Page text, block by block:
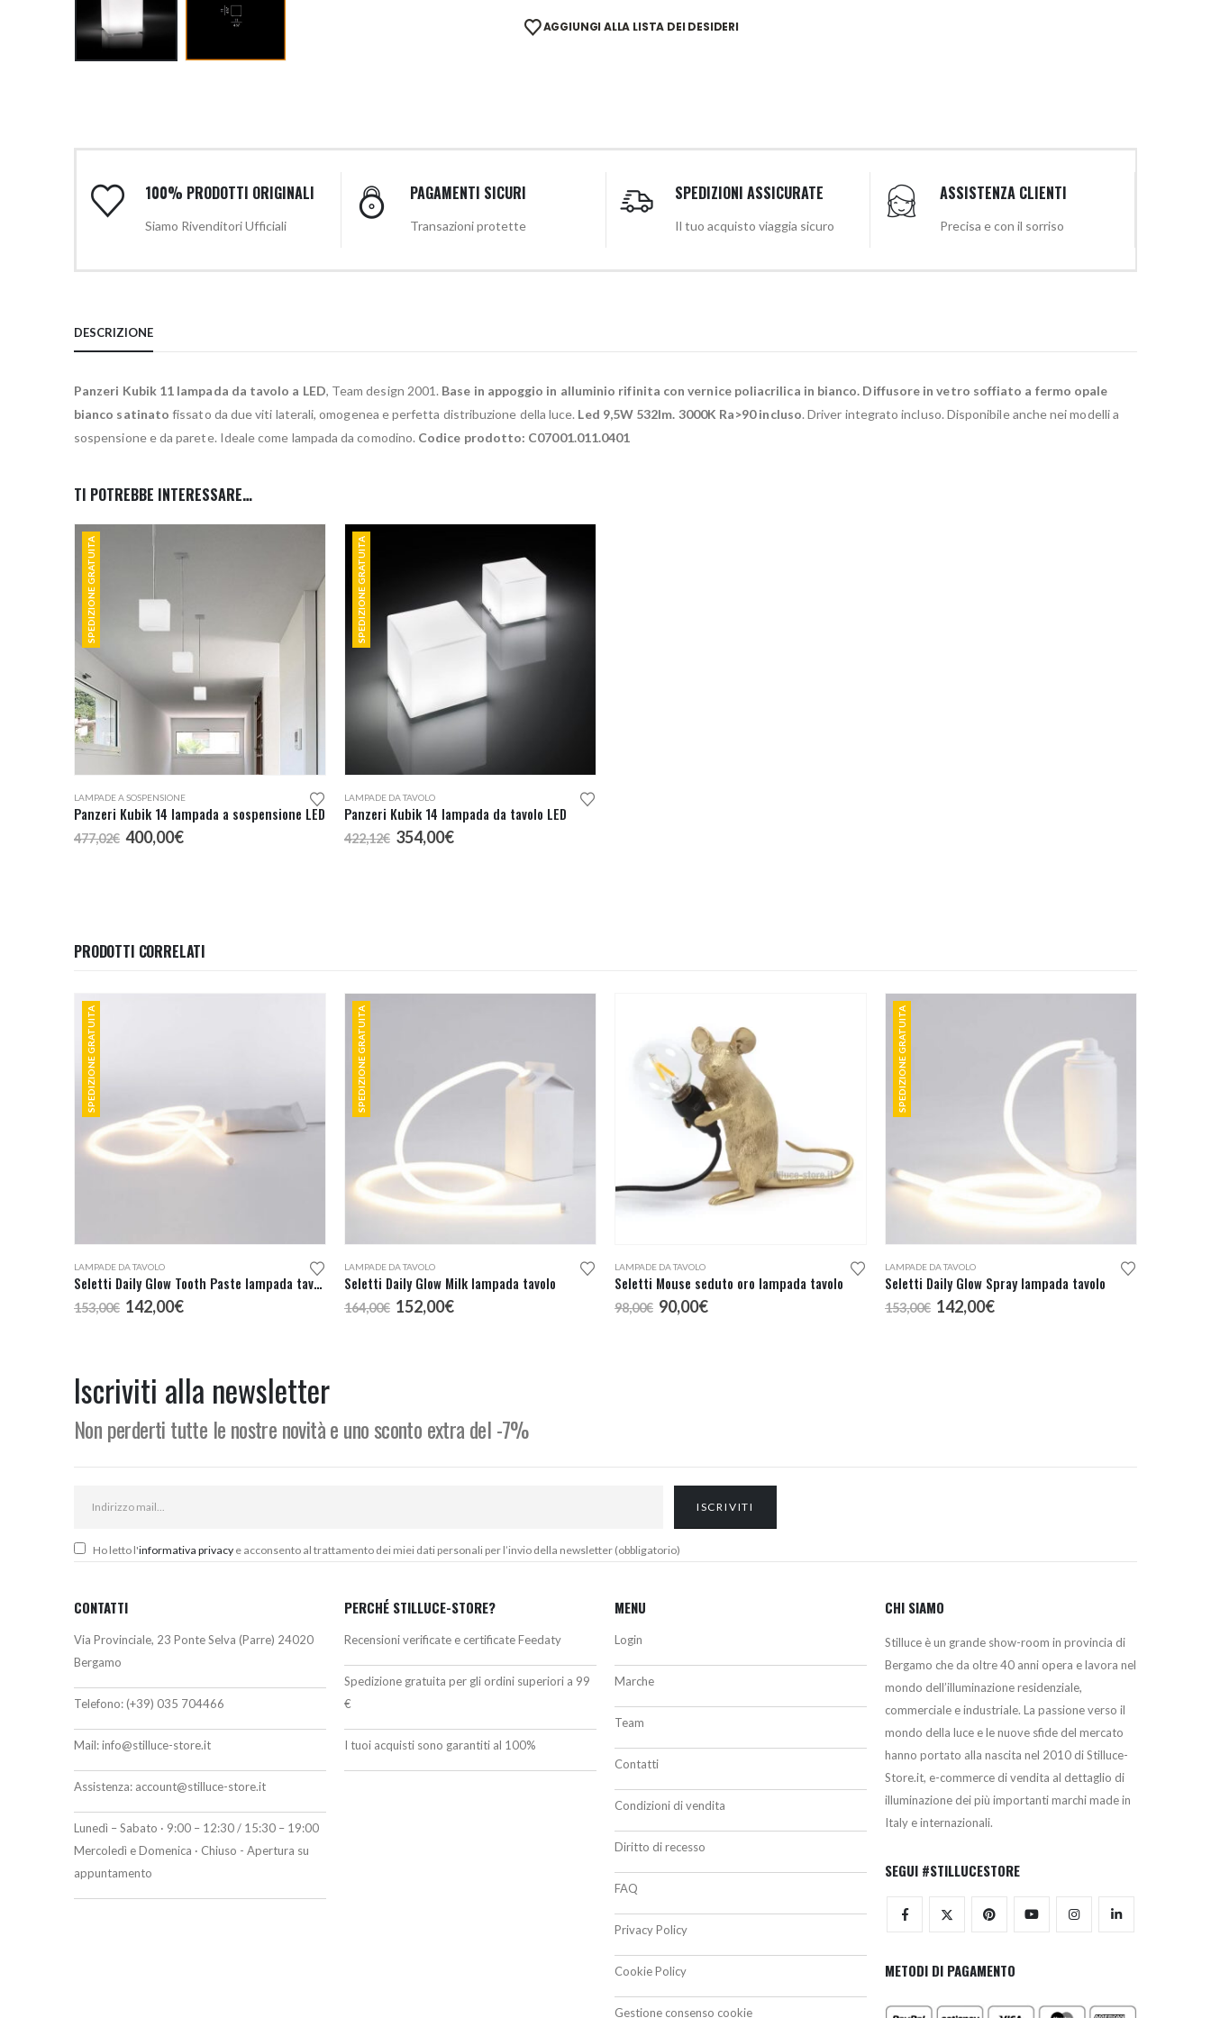
AGGIUNGI ALLA LISTA DEI DESIDERI
100% PRODOTTI ORIGINALI
Siamo Rivenditori Ufficiali
PAGAMENTI SICURI
Transazioni protette
SPEDIZIONI ASSICURATE
Il tuo acquisto viaggia sicuro
ASSISTENZA CLIENTI
Precisa e con il sorriso
DESCRIZIONE
Panzeri Kubik 11 lampada da tavolo a LED, Team design 2001. Base in appoggio in alluminio rifinita con vernice poliacrilica in bianco. Diffusore in vetro soffiato a fermo opale
bianco satinato fissato da due viti laterali, omogenea e perfetta distribuzione della luce. Led 9,5W 532lm. 3000K Ra>90 incluso. Driver integrato incluso. Disponibile anche nei modelli a
sospensione e da parete. Ideale come lampada da comodino. Codice prodotto: C07001.011.0401
TI POTREBBE INTERESSARE…
SPEDIZIONE GRATUITA
LAMPADE A SOSPENSIONE
Panzeri Kubik 14 lampada a sospensione LED
477,02€ Il
prezzo
400,00€Il
SPEDIZIONE GRATUITA
LAMPADE DA TAVOLO
Panzeri Kubik 14 lampada da tavolo LED
422,12€ Il
prezzo
354,00€Il
PRODOTTI CORRELATI
SPEDIZIONE GRATUITA
LAMPADE DA TAVOLO
Seletti Daily Glow Tooth Paste lampada tavolo
153,00€ Il
prezzo
142,00€Il
SPEDIZIONE GRATUITA
LAMPADE DA TAVOLO
Seletti Daily Glow Milk lampada tavolo
164,00€ Il
prezzo
152,00€Il
LAMPADE DA TAVOLO
Seletti Mouse seduto oro lampada tavolo
98,00€ Il
prezzo
90,00€Il
SPEDIZIONE GRATUITA
LAMPADE DA TAVOLO
Seletti Daily Glow Spray lampada tavolo
153,00€ Il
prezzo
142,00€Il
Iscriviti alla newsletter
Non perderti tutte le nostre novità e uno sconto extra del -7%
Ho letto l'informativa privacy e acconsento al trattamento dei miei dati personali per l’invio della newsletter (obbligatorio)
CONTATTI
Via Provinciale, 23 Ponte Selva (Parre) 24020
Bergamo
Telefono: (+39) 035 704466
Mail:info@stilluce-store.it
Assistenza: account@stilluce-store.it
Lunedì – Sabato · 9:00 – 12:30 / 15:30 – 19:00
Mercoledì e Domenica · Chiuso - Apertura su
appuntamento
PERCHÉ STILLUCE-STORE?
Recensioni verificate e certificate Feedaty
Spedizione gratuita per gli ordini superiori a 99
€
I tuoi acquisti sono garantiti al 100%
MENU
Login
Marche
Team
Contatti
Condizioni di vendita
Diritto di recesso
FAQ
Privacy Policy
Cookie Policy
Gestione consenso cookie
CHI SIAMO
Stilluce è un grande show-room in provincia di
Bergamo che da oltre 40 anni opera e lavora nel
mondo dell’illuminazione residenziale,
commerciale e industriale. La passione verso il
mondo della luce e le nuove sfide del mercato
hanno portato alla nascita nel 2010 di Stilluce-
Store.it, e-commerce di vendita al dettaglio di
illuminazione dei più importanti marchi made in
Italy e internazionali.
SEGUI #STILLUCESTORE
METODI DI PAGAMENTO